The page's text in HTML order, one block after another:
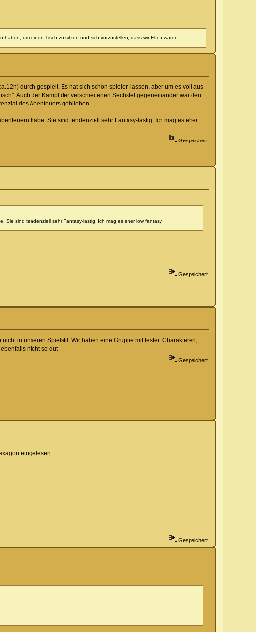
um einen Tisch zu sitzen und sich vorzustellen, dass wir Elfen wären.
durch gespielt. Es hat sich schön spielen lassen, aber um es voll aus
Auch der Kampf der verschiedenen Sechstel gegeneinander war den
des Abenteuers geblieben.
habe. Sie sind tendenziell sehr Fantasy-lastig. Ich mag es eher
Gespeichert
Sie sind tendenziell sehr Fantasy-lastig. Ich mag es eher low fantasy.
Gespeichert
in unseren Spielstil. Wir haben eine Gruppe mit festen Charakteren,
nicht so gut
Gespeichert
eingelesen.
Gespeichert